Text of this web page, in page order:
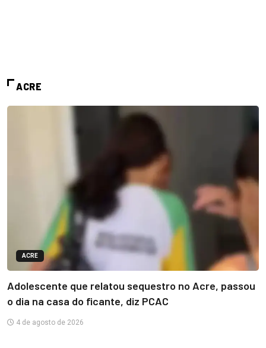
ACRE
ACRE
Adolescente que relatou sequestro no Acre, passou
o dia na casa do ficante, diz PCAC
4 de agosto de 2026